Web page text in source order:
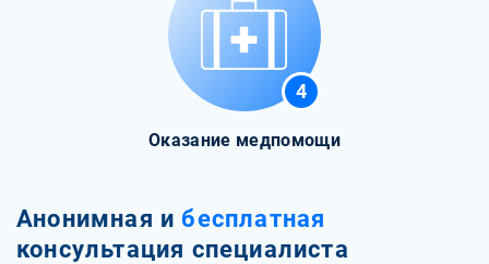
4
Оказание медпомощи
Анонимная и бесплатная
консультация специалиста